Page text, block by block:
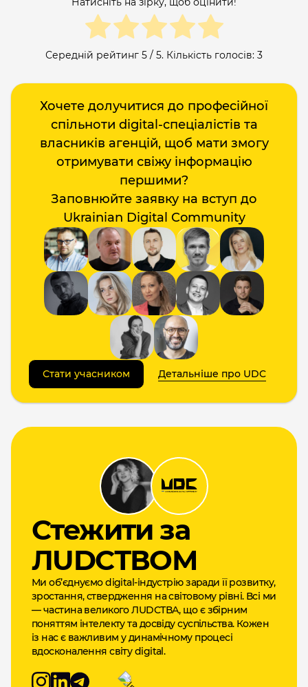
Середній рейтинг 5 / 5. Кількість голосів: 3
Хочете долучитися до професійної
спільноти digital-спеціалістів та
власників агенцій, щоб мати змогу
отримувати свіжу інформацію
першими?
Заповнюйте заявку на вступ до
Ukrainian Digital Community
Стати учасником Детальніше про UDC
Cтежити за
ЛUDCТВОМ
Ми об’єднуємо digital-індустрію заради її розвитку,
зростання, ствердження на світовому рівні. Всі ми
— частина великого ЛUDCТВА, що є збірним
поняттям інтелекту та досвіду суспільства. Кожен
із нас є важливим у динамічному процесі
вдосконалення світу digital.